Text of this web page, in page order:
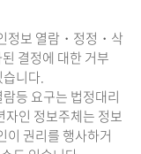
정보 열람・정정・삭
결정에 대한 거부
니다.
등 요구는 법정대리
자인 정보주체는 정보
이 권리를 행사하거